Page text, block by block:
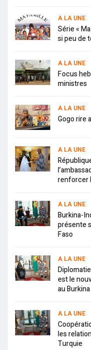
A LA UNE
Série «
si peu de
A LA UNE
Focus
ministres
A LA UNE
Gogo rire
A LA UNE
renforcer
A LA UNE
Burkina-
présente
Faso
A LA UNE
est le
au
A LA UNE
les
Turquie